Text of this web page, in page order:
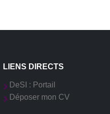
LIENS DIRECTS
DeSI : Portail
Déposer mon CV